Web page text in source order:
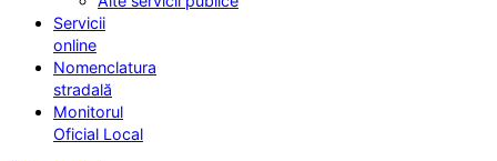
Servicii
online
Nomenclatura
stradală
Monitorul
Oficial Local